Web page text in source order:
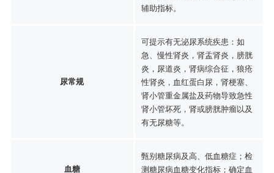
辅助指标。
尿常规
可提示有无泌尿系统疾患：如
急、慢性肾炎，肾盂肾炎，膀胱
炎，尿道炎，肾病综合征，狼疮
性肾炎，血红蛋白尿，肾梗塞、
肾小管重金属盐及药物导致急性
肾小管坏死，肾或膀胱肿瘤以及
有无尿糖等。
血糖
甄别糖尿病及高、低血糖症；检
测糖尿病血糖变化指标；确定血